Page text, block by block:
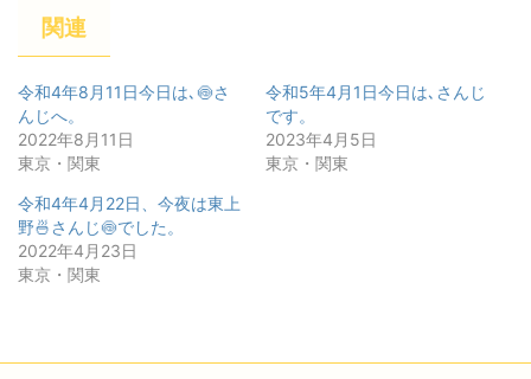
関連
令和4年8月11日今日は､🍥さ
んじへ。
2022年8月11日
東京・関東
令和5年4月1日今日は､さんじ
です。
2023年4月5日
東京・関東
令和4年4月22日、今夜は東上
野🍜さんじ🍥でした。
2022年4月23日
東京・関東